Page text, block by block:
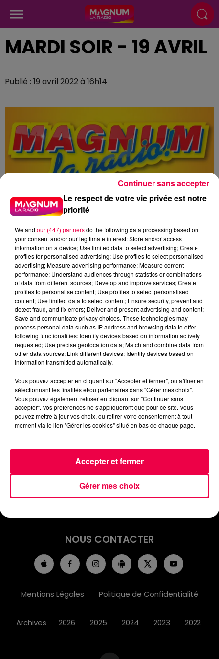
MARDI SOIR - 19 AVRIL
Publié : 19 avril 2022 à 16h14
Flash infos
Crédit :Flash infos
podcasts/2022/04/2022-04-19-18-13-
31_Mardi_soir_18h.mp3
INFOS
EMISSIONS
JEUX
PODCASTS
CINÉMA
DIRECT VIDÉO
MAGNUM 80
NOUS CONTACTER
Mentions Légales Politique de Confidentialité
Archives 2026 2025 2024 2023 2022
Le respect de votre vie privée est notre
priorité
We and our (447) partnersdo the following data processing based on
your consent and/or our legitimate interest: Store and/or access
information on a device; Use limited data to select advertising; Create
profiles for personalised advertising; Use profiles to select personalised
advertising; Measure advertising performance; Measure content
performance; Understand audiences through statistics or combinations
of data from different sources; Develop and improve services; Create
profiles to personalise content; Use profiles to select personalised
content; Use limited data to select content; Ensure security, prevent and
detect fraud, and fix errors; Deliver and present advertising and content;
Save and communicate privacy choices. These technologies may
process personal data such as IP address and browsing data to offer
following functionalities: Identify devices based on information actively
requested; Use precise geolocation data; Match and combine data from
other data sources; Link different devices; Identify devices based on
information transmitted automatically.
Vous pouvez accepter en cliquant sur "Accepter et fermer", ou affiner en
sélectionnant les finalités et/ou partenaires dans "Gérer mes choix".
Vous pouvez également refuser en cliquant sur "Continuer sans
accepter". Vos préférences ne s'appliqueront que pour ce site. Vous
pouvez mettre à jour vos choix, ou retirer votre consentement à tout
moment via le lien "Gérer les cookies" situé en bas de chaque page.
Gérer mes choix
Accepter et fermer
Continuer sans accepter